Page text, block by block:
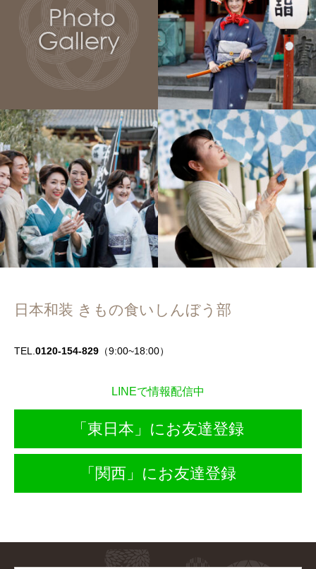
日本和装 きもの食いしんぼう部
TEL. 0120-154-829 （9:00~18:00）
LINEで情報配信中
「東日本」にお友達登録
「関西」にお友達登録